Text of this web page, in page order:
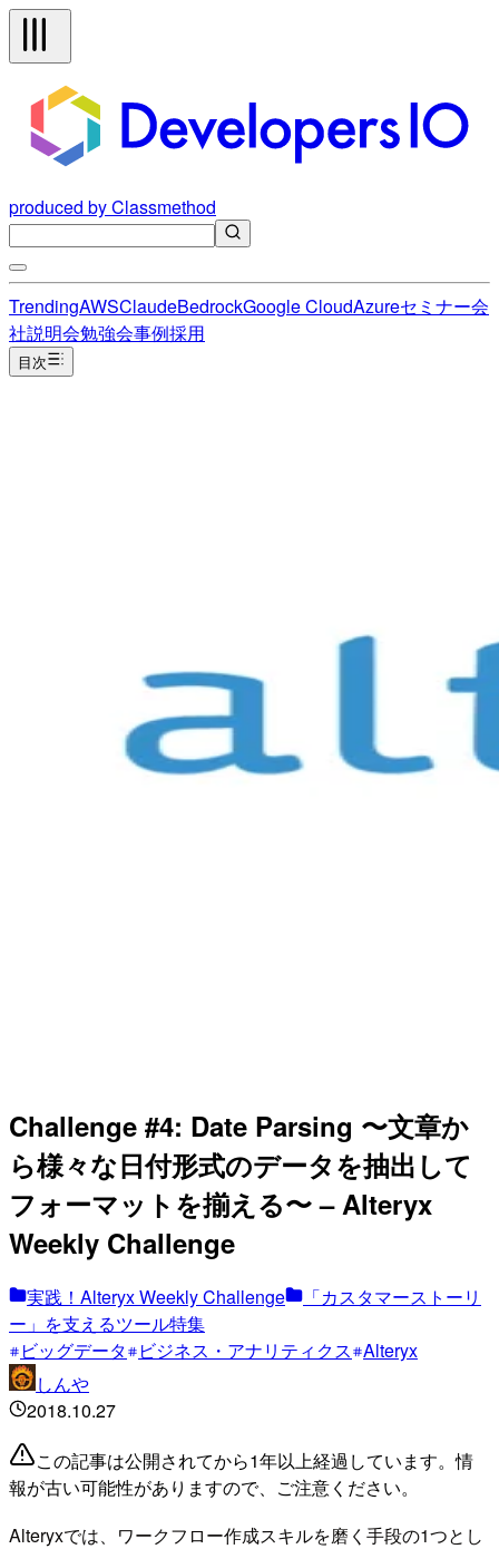
produced by Classmethod
TrendingAWSClaudeBedrockGoogle CloudAzureセミナー会
社説明会勉強会事例採用
目次
Challenge #4: Date Parsing 〜文章か
ら様々な日付形式のデータを抽出して
フォーマットを揃える〜 – Alteryx
Weekly Challenge
実践！Alteryx Weekly Challenge
「カスタマーストーリ
ー」を支えるツール特集
ビッグデータ
ビジネス・アナリティクス Alteryx
しんや
2018.10.27
この記事は公開されてから1年以上経過しています。情
報が古い可能性がありますので、ご注意ください。
Alteryxでは、ワークフロー作成スキルを磨く手段の1つとし